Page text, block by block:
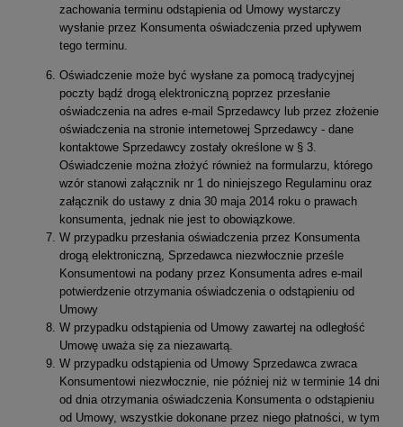
zachowania terminu odstąpienia od Umowy wystarczy
wysłanie przez Konsumenta oświadczenia przed upływem
tego terminu.
Oświadczenie może być wysłane za pomocą tradycyjnej
poczty bądź drogą elektroniczną poprzez przesłanie
oświadczenia na adres e-mail Sprzedawcy lub przez złożenie
oświadczenia na stronie internetowej Sprzedawcy - dane
kontaktowe Sprzedawcy zostały określone w § 3.
Oświadczenie można złożyć również na formularzu, którego
wzór stanowi załącznik nr 1 do niniejszego Regulaminu oraz
załącznik do ustawy z dnia 30 maja 2014 roku o prawach
konsumenta, jednak nie jest to obowiązkowe.
W przypadku przesłania oświadczenia przez Konsumenta
drogą elektroniczną, Sprzedawca niezwłocznie prześle
Konsumentowi na podany przez Konsumenta adres e-mail
potwierdzenie otrzymania oświadczenia o odstąpieniu od
Umowy
W przypadku odstąpienia od Umowy zawartej na odległość
Umowę uważa się za niezawartą.
W przypadku odstąpienia od Umowy Sprzedawca zwraca
Konsumentowi niezwłocznie, nie później niż w terminie 14 dni
od dnia otrzymania oświadczenia Konsumenta o odstąpieniu
od Umowy, wszystkie dokonane przez niego płatności, w tym